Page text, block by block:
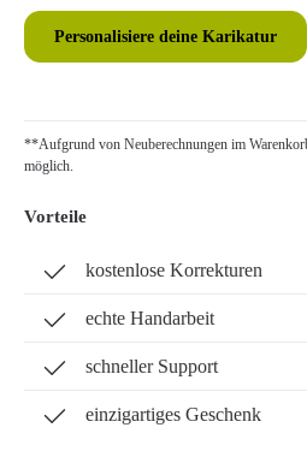
Personalisiere deine Karikatur
**Aufgrund von Neuberechnungen im
möglich.
Vorteile
kostenlose Korrekturen
echte Handarbeit
schneller Support
einzigartiges Geschenk